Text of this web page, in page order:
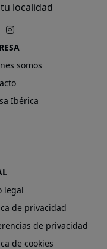
localidad
somos
Ibérica
legal
de privacidad
de privacidad
de cookies